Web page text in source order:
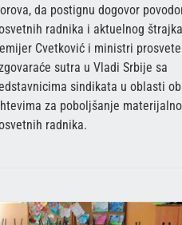
da postignu dogovor
radnika i aktuelnog
Cvetković i ministri
sutra u Vladi Srbije sa
sindikata u oblasti
za poboljšanje
radnika.